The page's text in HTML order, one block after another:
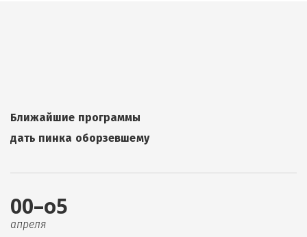
Ближайшие программы
дать пинка оборзевшему
00–о5
апреля